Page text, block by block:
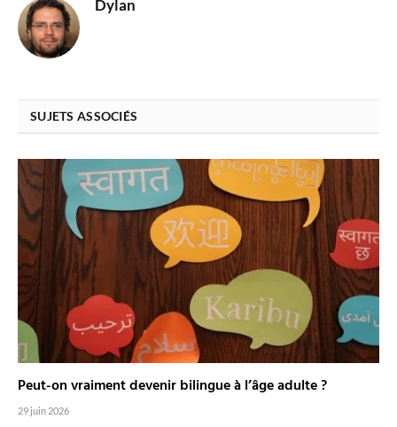
Dylan
SUJETS ASSOCIÉS
Peut-on vraiment devenir bilingue à l’âge adulte ?
29 juin 2026